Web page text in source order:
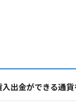
出金ができる通貨